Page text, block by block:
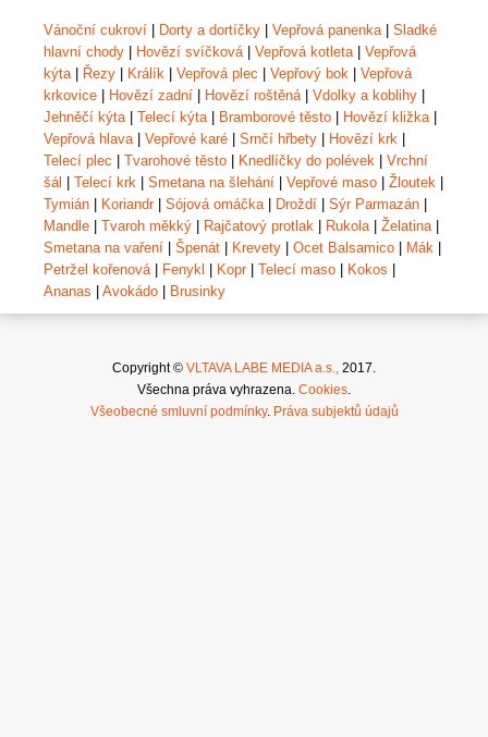
Vánoční cukroví | Dorty a dortíčky | Vepřová panenka | Sladké
hlavní chody | Hovězí svíčková | Vepřová kotleta | Vepřová
kýta | Řezy | Králík | Vepřová plec | Vepřový bok | Vepřová
krkovice | Hovězí zadní | Hovězí roštěná | Vdolky a koblihy |
Jehněčí kýta | Telecí kýta | Bramborové těsto | Hovězí kližka |
Vepřová hlava | Vepřové karé | Srnčí hřbety | Hovězí krk |
Telecí plec | Tvarohové těsto | Knedlíčky do polévek | Vrchní
šál | Telecí krk | Smetana na šlehání | Vepřové maso | Žloutek |
Tymián | Koriandr| Sójová omáčka | Droždí | Sýr Parmazán |
Mandle | Tvaroh měkký | Rajčatový protlak | Rukola | Želatina |
Smetana na vaření | Špenát | Krevety | Ocet Balsamico | Mák |
Petržel kořenová | Fenykl | Kopr| Telecí maso | Kokos |
Ananas | Avokádo | Brusinky
Copyright © VLTAVA LABE MEDIA a.s.,
2017.
Všechna práva vyhrazena. Cookies
Všeobecné smluvní podmínky. Práva subjektů údajů